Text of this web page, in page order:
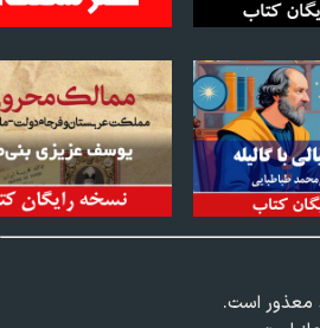
معذور است.